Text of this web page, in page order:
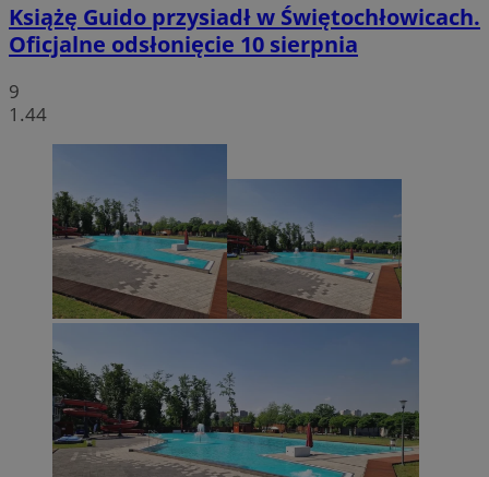
Książę Guido przysiadł w Świętochłowicach.
Oficjalne odsłonięcie 10 sierpnia
9
1.44